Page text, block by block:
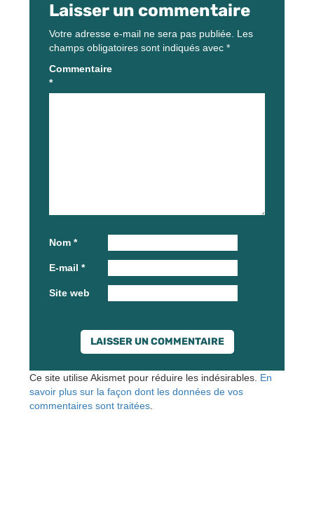
Laisser un commentaire
Votre adresse e-mail ne sera pas publiée. Les
champs obligatoires sont indiqués avec *
Commentaire
*
Nom *
E-mail *
Site web
Ce site utilise Akismet pour réduire les indésirables. En
savoir plus sur la façon dont les données de vos
commentaires sont traitées